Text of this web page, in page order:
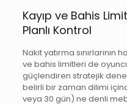
Kayıp ve Bahis
Planlı Kontrol
Nakit yatırma sınırlarının
ve bahis limitleri de
güçlendiren stratejik
belirli bir zaman dilimi
veya 30 gün) ne denli